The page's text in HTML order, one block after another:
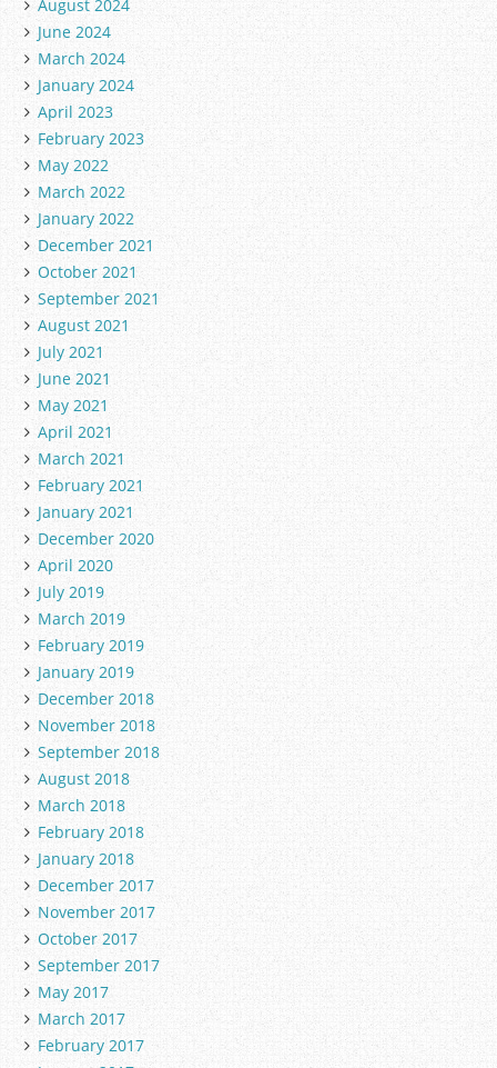
August 2024
June 2024
March 2024
January 2024
April 2023
February 2023
May 2022
March 2022
January 2022
December 2021
October 2021
September 2021
August 2021
July 2021
June 2021
May 2021
April 2021
March 2021
February 2021
January 2021
December 2020
April 2020
July 2019
March 2019
February 2019
January 2019
December 2018
November 2018
September 2018
August 2018
March 2018
February 2018
January 2018
December 2017
November 2017
October 2017
September 2017
May 2017
March 2017
February 2017